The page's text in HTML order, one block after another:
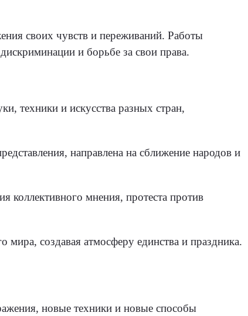
своих чувств и переживаний. Работы
и борьбе за свои права.
техники и искусства разных стран,
направлена на сближение народов и
коллективного мнения, протеста против
создавая атмосферу единства и праздника.
новые техники и новые способы